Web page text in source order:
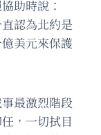
助時說：
認為北約是
美元來保護
最激烈階段
，一切拭目